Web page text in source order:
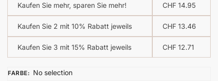
Kaufen Sie mehr, sparen Sie mehr! CHF 14.95
Kaufen Sie 2 mit 10% Rabatt jeweils CHF 13.46
Kaufen Sie 3 mit 15% Rabatt jeweils CHF 12.71
FARBE: No selection